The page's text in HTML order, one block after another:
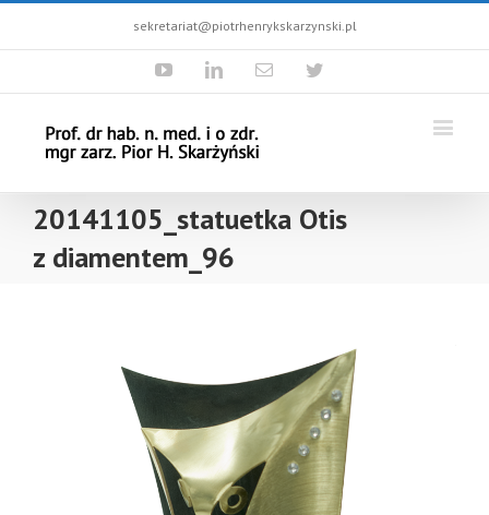
sekretariat@piotrhenrykskarzynski.pl
YoutubeLinkedinEmail Twitter
20141105_statuetka Otis
z diamentem_96